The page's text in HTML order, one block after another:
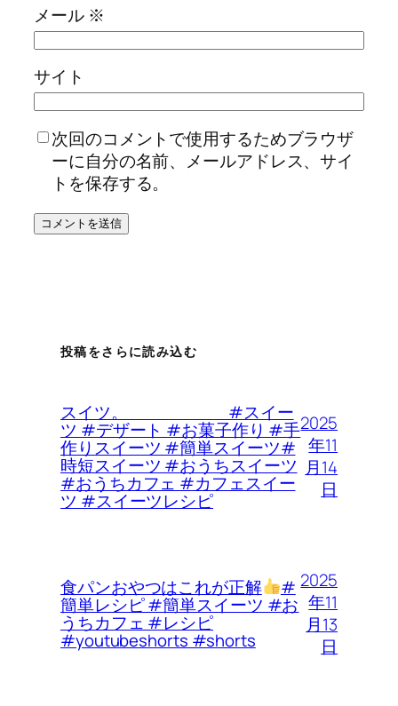
メール ※
サイト
次回のコメントで使用するためブラウザ
ーに自分の名前、メールアドレス、サイ
トを保存する。
投稿をさらに読み込む
スイツ。 #スイー
ツ #デザート #お菓子作り #手
作りスイーツ #簡単スイーツ#
時短スイーツ #おうちスイーツ
#おうちカフェ #カフェスイー
ツ #スイーツレシピ
2025
年11
月14
日
食パンおやつはこれが正解 #
簡単レシピ #簡単スイーツ #お
うちカフェ #レシピ
#youtubeshorts #shorts
2025
年11
月13
日